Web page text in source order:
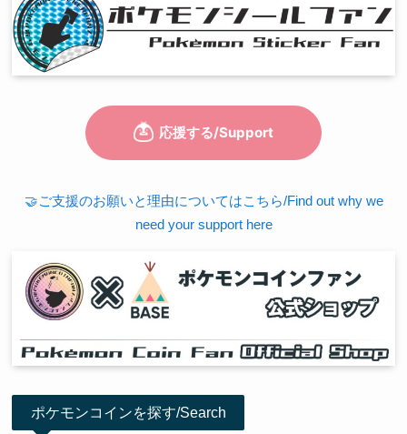
🤝ご支援のお願いと理由についてはこちら/Find out why we
need your support here
ポケモンコインを探す/Search